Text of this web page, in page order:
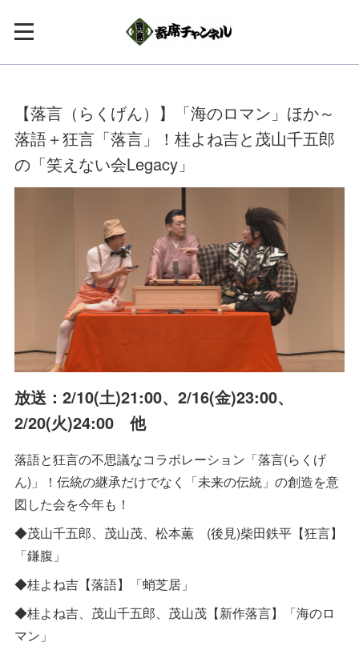
【落言（らくげん）】「海のロマン」ほか～
落語＋狂言「落言」！桂よね吉と茂山千五郎
の「笑えない会Legacy」
放送：2/10(土)21:00、2/16(金)23:00、
2/20(火)24:00 他
落語と狂言の不思議なコラボレーション「落言(らくげ
ん)」！伝統の継承だけでなく「未来の伝統」の創造を意
図した会を今年も！
◆茂山千五郎、茂山茂、松本薫 (後見)柴田鉄平【狂言】
「鎌腹」
◆桂よね吉【落語】「蛸芝居」
◆桂よね吉、茂山千五郎、茂山茂【新作落言】「海のロ
マン」